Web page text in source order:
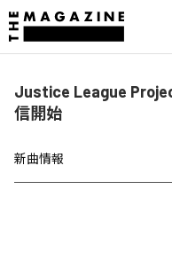
Justice League
信開始
新曲情報